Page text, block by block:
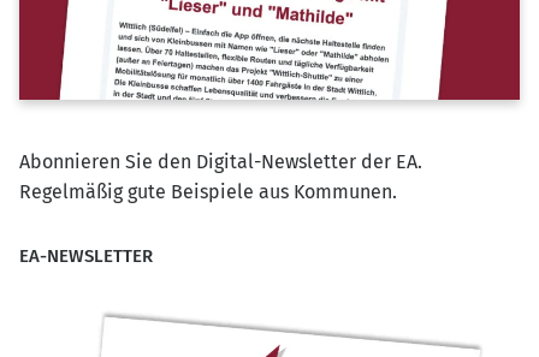
Abonnieren Sie den Digital-Newsletter der EA.
Regelmäßig gute Beispiele aus Kommunen.
EA-NEWSLETTER